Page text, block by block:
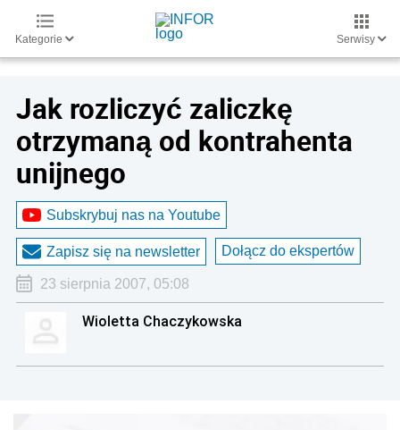
Kategorie Serwisy
Jak rozliczyć zaliczkę
otrzymaną od kontrahenta
unijnego
Subskrybuj nas na Youtube
Zapisz się na newsletter Dołącz do ekspertów
23 sierpnia 2007, 05:08
Wioletta Chaczykowska